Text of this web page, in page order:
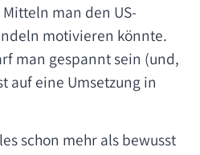
man den US-
motivieren könnte.
man gespannt sein (und,
auf eine Umsetzung in
schon mehr als bewusst